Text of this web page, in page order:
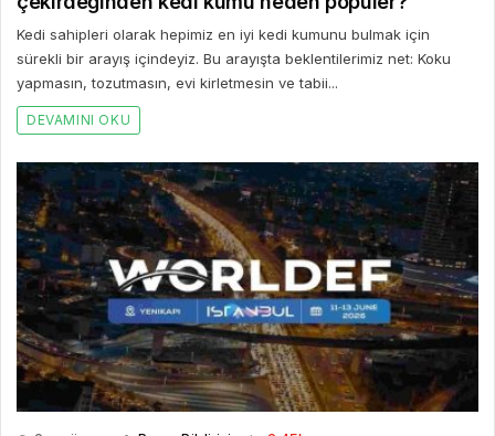
Kedi sahipleri olarak hepimiz en iyi kedi kumunu bulmak için
sürekli bir arayış içindeyiz. Bu arayışta beklentilerimiz net: Koku
yapmasın, tozutmasın, evi kirletmesin ve tabii...
DEVAMINI OKU